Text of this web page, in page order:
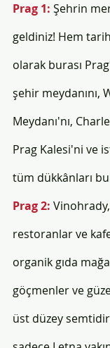
Prag 1: Şehrin
geldiniz! Hem
olarak burası
şehir meydanını,
Meydanı'nı,
Prag Kalesi'ni ve
tüm dükkânları
Prag 2:
restoranlar ve
organik gıda
göçmenler ve
üst düzey